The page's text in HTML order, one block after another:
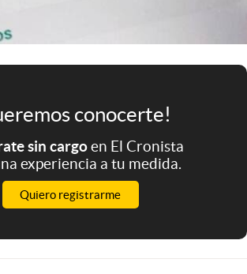
conocerte!
sin cargoen El Cronista
experiencia a tu medida.
Quiero registrarme